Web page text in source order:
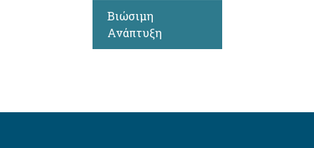
Βιώσιμη
Ανάπτυξη